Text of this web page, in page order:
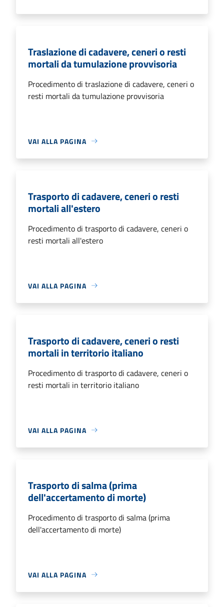
Traslazione di cadavere, ceneri o resti
mortali da tumulazione provvisoria
Procedimento di traslazione di cadavere, ceneri o
resti mortali da tumulazione provvisoria
VAI ALLA PAGINA
Trasporto di cadavere, ceneri o resti
mortali all'estero
Procedimento di trasporto di cadavere, ceneri o
resti mortali all'estero
VAI ALLA PAGINA
Trasporto di cadavere, ceneri o resti
mortali in territorio italiano
Procedimento di trasporto di cadavere, ceneri o
resti mortali in territorio italiano
VAI ALLA PAGINA
Trasporto di salma (prima
dell'accertamento di morte)
Procedimento di trasporto di salma (prima
dell'accertamento di morte)
VAI ALLA PAGINA